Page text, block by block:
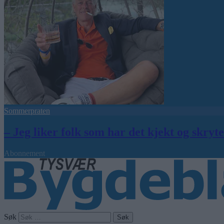
Sommerpraten
– Jeg liker folk som har det kjekt og
Abonnement
Søk